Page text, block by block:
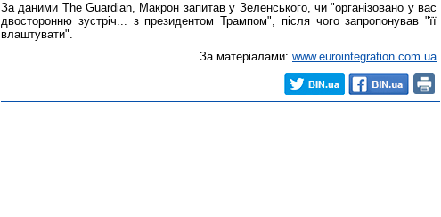
За даними The Guardian, Макрон запитав у Зеленського, чи "організовано у вас
двосторонню зустріч... з президентом Трампом", після чого запропонував "її
влаштувати".
За матеріалами: www.eurointegration.com.ua